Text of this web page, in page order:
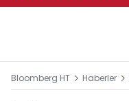
Bloomberg HT Haberler